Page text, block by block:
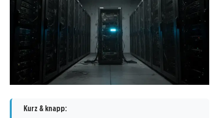
Kurz & knapp: